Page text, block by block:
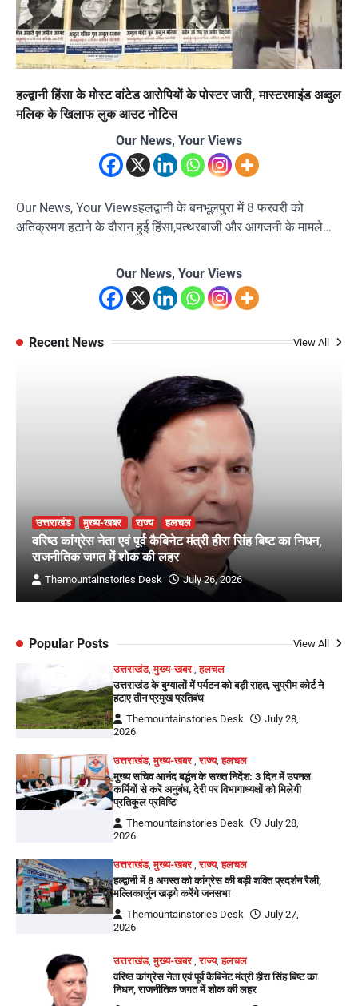
हल्द्वानी हिंसा के मोस्ट वांटेड आरोपियों के पोस्टर जारी, मास्टरमाइंड अब्दुल
मलिक के खिलाफ लुक आउट नोटिस
Our News, Your Views
Our News, Your Viewsहलद्वानी के बनभूलपुरा में 8 फरवरी को
अतिक्रमण हटाने के दौरान हुई हिंसा,पत्थरबाजी और आगजनी के मामले…
Our News, Your Views
Recent News View All
उत्तराखंड मुख्य-खबर राज्य हलचल
वरिष्ठ कांग्रेस नेता एवं पूर्व कैबिनेट मंत्री हीरा सिंह बिष्ट का निधन,
राजनीतिक जगत में शोक की लहर
Themountainstories Desk July 26, 2026
Popular Posts View All
उत्तराखंड,मुख्य-खबर ,हलचल
उत्तराखंड के बुग्यालों में पर्यटन को बड़ी राहत, सुप्रीम कोर्ट ने
हटाए तीन प्रमुख प्रतिबंध
Themountainstories Desk
July 28,
2026
उत्तराखंड,मुख्य-खबर ,राज्य,हलचल
मुख्य सचिव आनंद बर्द्धन के सख्त निर्देश: 3 दिन में उपनल
कर्मियों से करें अनुबंध, देरी पर विभागाध्यक्षों को मिलेगी
प्रतिकूल प्रविष्टि
Themountainstories Desk
July 28,
2026
उत्तराखंड,मुख्य-खबर ,राज्य,हलचल
हल्द्वानी में 8 अगस्त को कांग्रेस की बड़ी शक्ति प्रदर्शन रैली,
मल्लिकार्जुन खड़गे करेंगे जनसभा
Themountainstories Desk
July 27,
2026
उत्तराखंड,मुख्य-खबर ,राज्य,हलचल
वरिष्ठ कांग्रेस नेता एवं पूर्व कैबिनेट मंत्री हीरा सिंह बिष्ट का
निधन, राजनीतिक जगत में शोक की लहर